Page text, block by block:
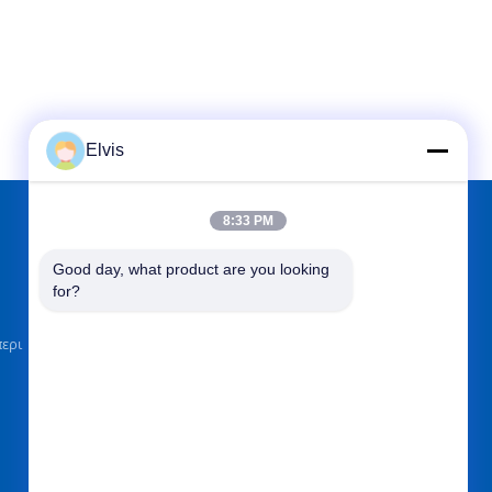
ΒΡΕΊΤΕ ΜΑΣ ΣΤΟ
Elvis
8:33 PM
Good day, what product are you looking
for?